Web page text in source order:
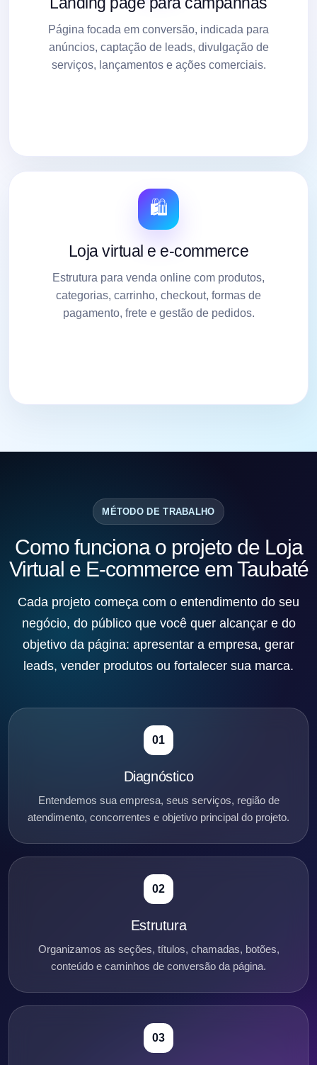
Página focada em conversão, indicada para
anúncios, captação de leads, divulgação de
serviços, lançamentos e ações comerciais.
🛍️
Loja virtual e e-commerce
Estrutura para venda online com produtos,
categorias, carrinho, checkout, formas de
pagamento, frete e gestão de pedidos.
MÉTODO DE TRABALHO
Como funciona o projeto de Loja
Virtual e E-commerce em Taubaté
Cada projeto começa com o entendimento do seu
negócio, do público que você quer alcançar e do
objetivo da página: apresentar a empresa, gerar
leads, vender produtos ou fortalecer sua marca.
01
Diagnóstico
Entendemos sua empresa, seus serviços, região de
atendimento, concorrentes e objetivo principal do projeto.
02
Estrutura
Organizamos as seções, títulos, chamadas, botões,
conteúdo e caminhos de conversão da página.
03